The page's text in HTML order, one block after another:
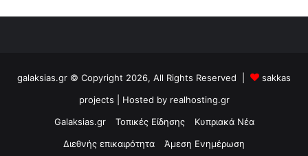
galaksias.gr © Copyright 2026, All Rights Reserved |
sakkas
projects | Hosted by realhosting.gr
Galaksias.gr
Τοπικές Είδησης
Κυπριακά Νέα
Διεθνής επικαιρότητα
Άμεση Ενημέρωση